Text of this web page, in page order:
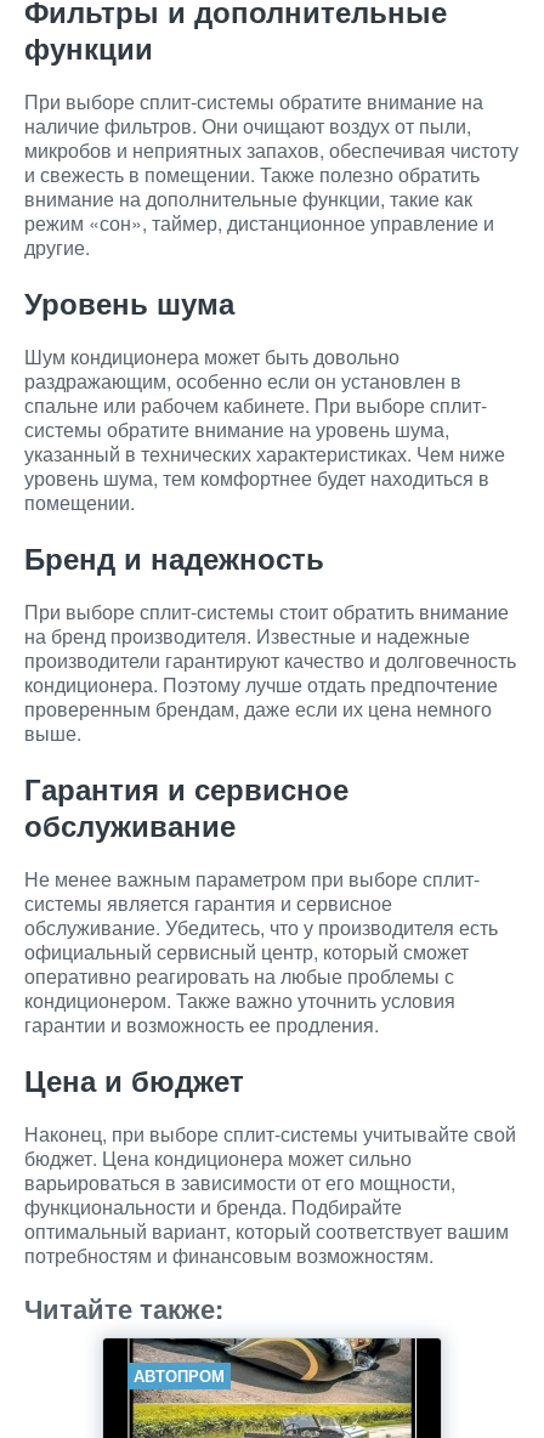
Фильтры и дополнительные
функции
При выборе сплит-системы обратите внимание на
наличие фильтров. Они очищают воздух от пыли,
микробов и неприятных запахов, обеспечивая чистоту
и свежесть в помещении. Также полезно обратить
внимание на дополнительные функции, такие как
режим «сон», таймер, дистанционное управление и
другие.
Уровень шума
Шум кондиционера может быть довольно
раздражающим, особенно если он установлен в
спальне или рабочем кабинете. При выборе сплит-
системы обратите внимание на уровень шума,
указанный в технических характеристиках. Чем ниже
уровень шума, тем комфортнее будет находиться в
помещении.
Бренд и надежность
При выборе сплит-системы стоит обратить внимание
на бренд производителя. Известные и надежные
производители гарантируют качество и долговечность
кондиционера. Поэтому лучше отдать предпочтение
проверенным брендам, даже если их цена немного
выше.
Гарантия и сервисное
обслуживание
Не менее важным параметром при выборе сплит-
системы является гарантия и сервисное
обслуживание. Убедитесь, что у производителя есть
официальный сервисный центр, который сможет
оперативно реагировать на любые проблемы с
кондиционером. Также важно уточнить условия
гарантии и возможность ее продления.
Цена и бюджет
Наконец, при выборе сплит-системы учитывайте свой
бюджет. Цена кондиционера может сильно
варьироваться в зависимости от его мощности,
функциональности и бренда. Подбирайте
оптимальный вариант, который соответствует вашим
потребностям и финансовым возможностям.
Читайте также:
АВТОПРОМ